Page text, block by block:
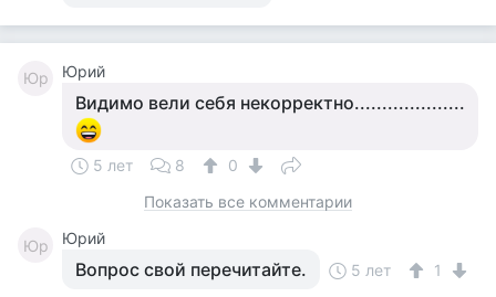
Юр Юрий
Видимо вели себя некорректно....................
5 лет 8
0
Показать все комментарии
Юр Юрий
Вопрос свой перечитайте. 5 лет 1